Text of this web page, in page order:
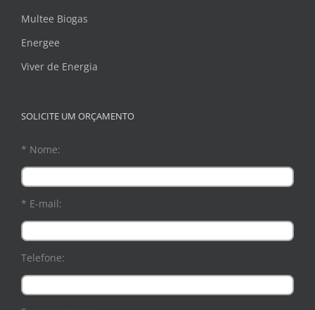
Multee Biogas
Energee
Viver de Energia
SOLICITE UM ORÇAMENTO
* Nome:
* E-mail:
Telefone: